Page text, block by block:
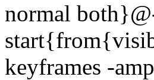
normal
keyframes -